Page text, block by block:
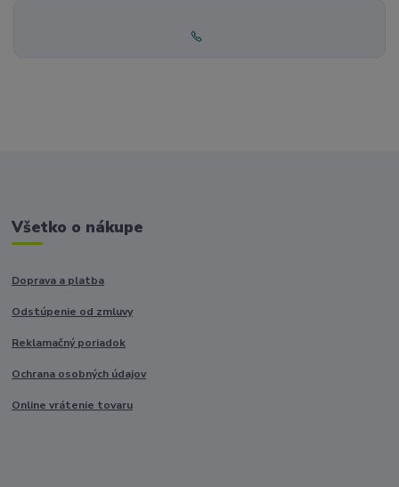
Všetko o nákupe
Doprava a platba
Odstúpenie od zmluvy
Reklamačný poriadok
Ochrana osobných údajov
Online vrátenie tovaru